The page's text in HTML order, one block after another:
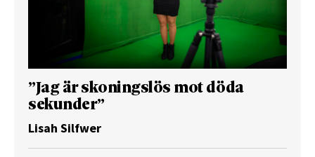
”Jag är skoningslös mot döda
sekunder”
Lisah Silfwer